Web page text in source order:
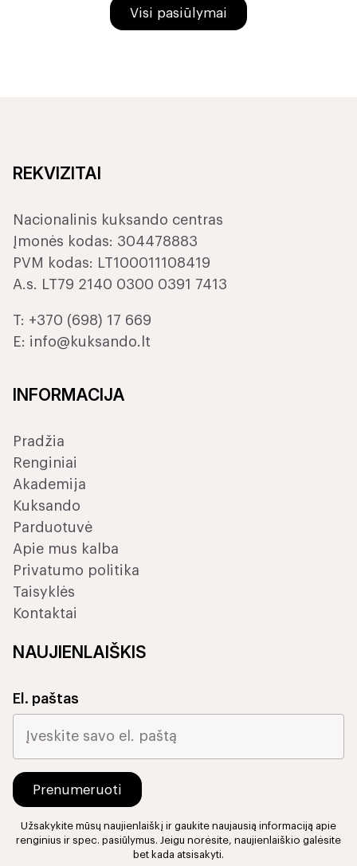
Visi pasiūlymai
REKVIZITAI
Nacionalinis kuksando centras
Įmonės kodas: 304478883
PVM kodas: LT100011108419
A.s. LT79 2140 0300 0391 7413
T: +370 (698) 17 669
E: info@kuksando.lt
INFORMACIJA
Pradžia
Renginiai
Akademija
Kuksando
Parduotuvė
Apie mus kalba
Privatumo politika
Taisyklės
Kontaktai
NAUJIENLAIŠKIS
El. paštas
Užsakykite mūsų naujienlaiškį ir gaukite naujausią informaciją apie
renginius ir spec. pasiūlymus. Jeigu norėsite, naujienlaiškio galėsite
bet kada atsisakyti.